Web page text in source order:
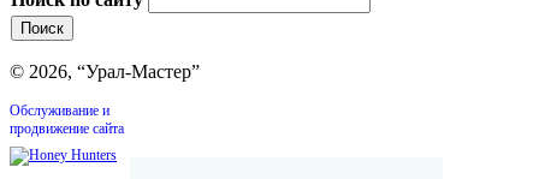
© 2026, “Урал-Мастер”
Обслуживание и
продвижение сайта